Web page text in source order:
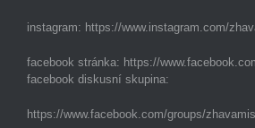
instagram: https://www.instagram.com/
facebook stránka: https://
facebook diskusní skupina:
https://www.facebook.com/groups/